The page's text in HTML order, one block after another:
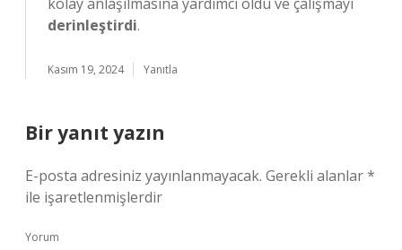
derinleştirdi.
Kasım 19, 2024 Yanıtla
Bir yanıt yazın
E-posta adresiniz yayınlanmayacak. Gerekli alanlar*
ile işaretlenmişlerdir
Yorum